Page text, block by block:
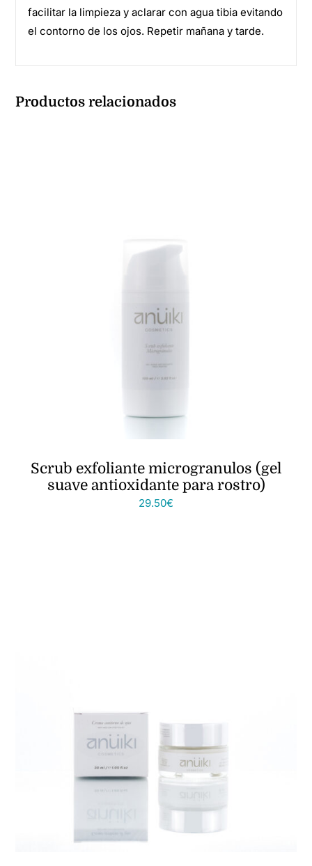
facilitar la limpieza y aclarar con agua tibia evitando
el contorno de los ojos. Repetir mañana y tarde.
Productos relacionados
Scrub exfoliante microgranulos (gel
suave antioxidante para rostro)
29.50€